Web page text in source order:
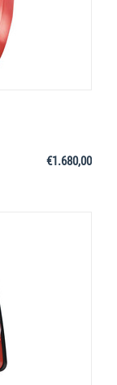
€1.680,00